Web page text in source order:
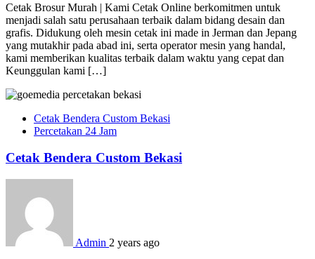
Cetak Brosur Murah | Kami Cetak Online berkomitmen untuk
menjadi salah satu perusahaan terbaik dalam bidang desain dan
grafis. Didukung oleh mesin cetak ini made in Jerman dan Jepang
yang mutakhir pada abad ini, serta operator mesin yang handal,
kami memberikan kualitas terbaik dalam waktu yang cepat dan
Keunggulan kami […]
Cetak Bendera Custom Bekasi
Percetakan 24 Jam
Cetak Bendera Custom Bekasi
Admin 2 years ago